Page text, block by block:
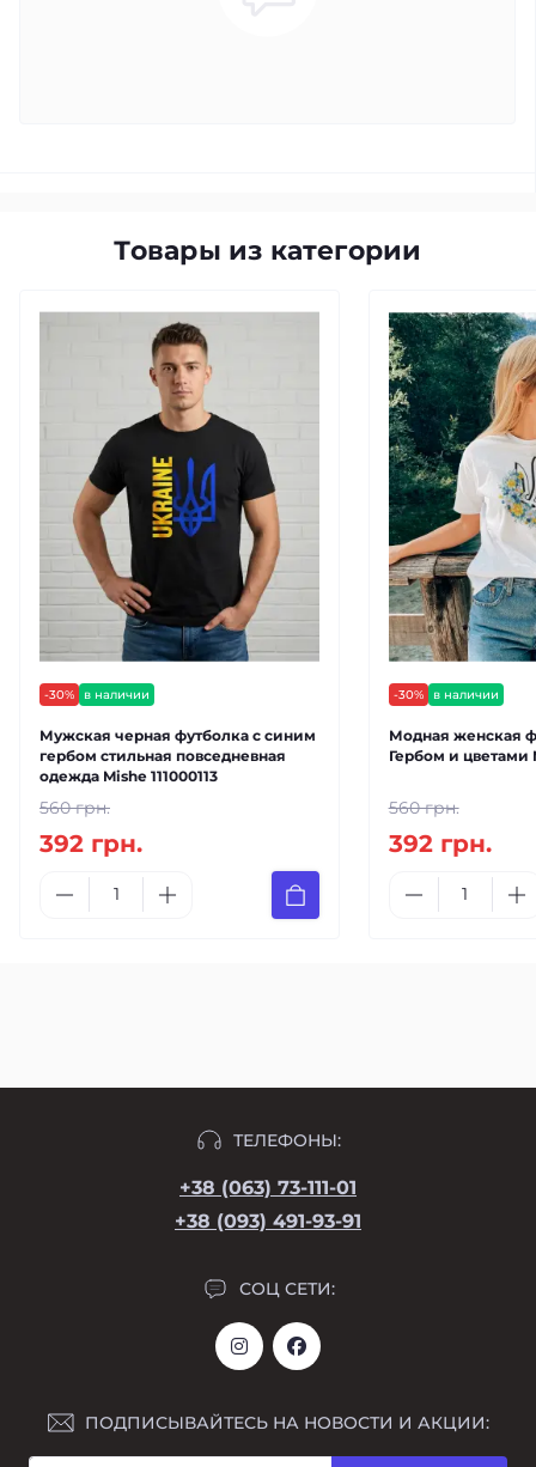
Товары из категории
-30% в наличии
Мужская черная футболка с синим
гербом стильная повседневная
одежда Mishe 111000113
560 грн.
392 грн.
-30% в наличии
Модная женская
Гербом и цветами
560 грн.
392 грн.
ТЕЛЕФОНЫ:
+38 (063) 73-111-01
+38 (093) 491-93-91
СОЦ СЕТИ:
ПОДПИСЫВАЙТЕСЬ НА НОВОСТИ И АКЦИИ: